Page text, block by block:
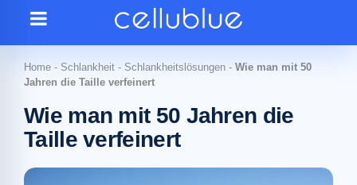
Home - Schlankheit - Schlankheitslösungen - Wie man mit 50
Jahren die Taille verfeinert
Wie man mit 50 Jahren die
Taille verfeinert